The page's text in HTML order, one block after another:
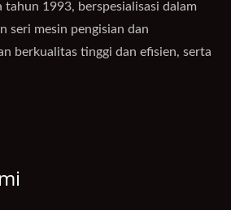
tahun 1993, berspesialisasi dalam
seri mesin pengisian dan
berkualitas tinggi dan efisien, serta